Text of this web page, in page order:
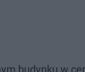
budynku w